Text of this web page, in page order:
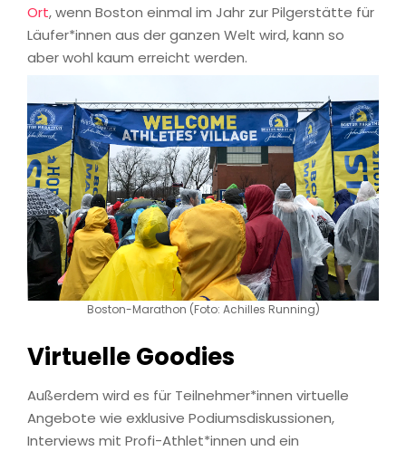
Ort, wenn Boston einmal im Jahr zur Pilgerstätte für
Läufer*innen aus der ganzen Welt wird, kann so
aber wohl kaum erreicht werden.
Boston-Marathon (Foto: Achilles Running)
Virtuelle Goodies
Außerdem wird es für Teilnehmer*innen virtuelle
Angebote wie exklusive Podiumsdiskussionen,
Interviews mit Profi-Athlet*innen und ein